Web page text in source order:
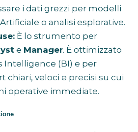
i dati grezzi per modelli
o analisi esplorative.
È lo strumento per
e Manager. È ottimizzato
Intelligence (BI) e per
chiari, veloci e precisi su cui
operative immediate.